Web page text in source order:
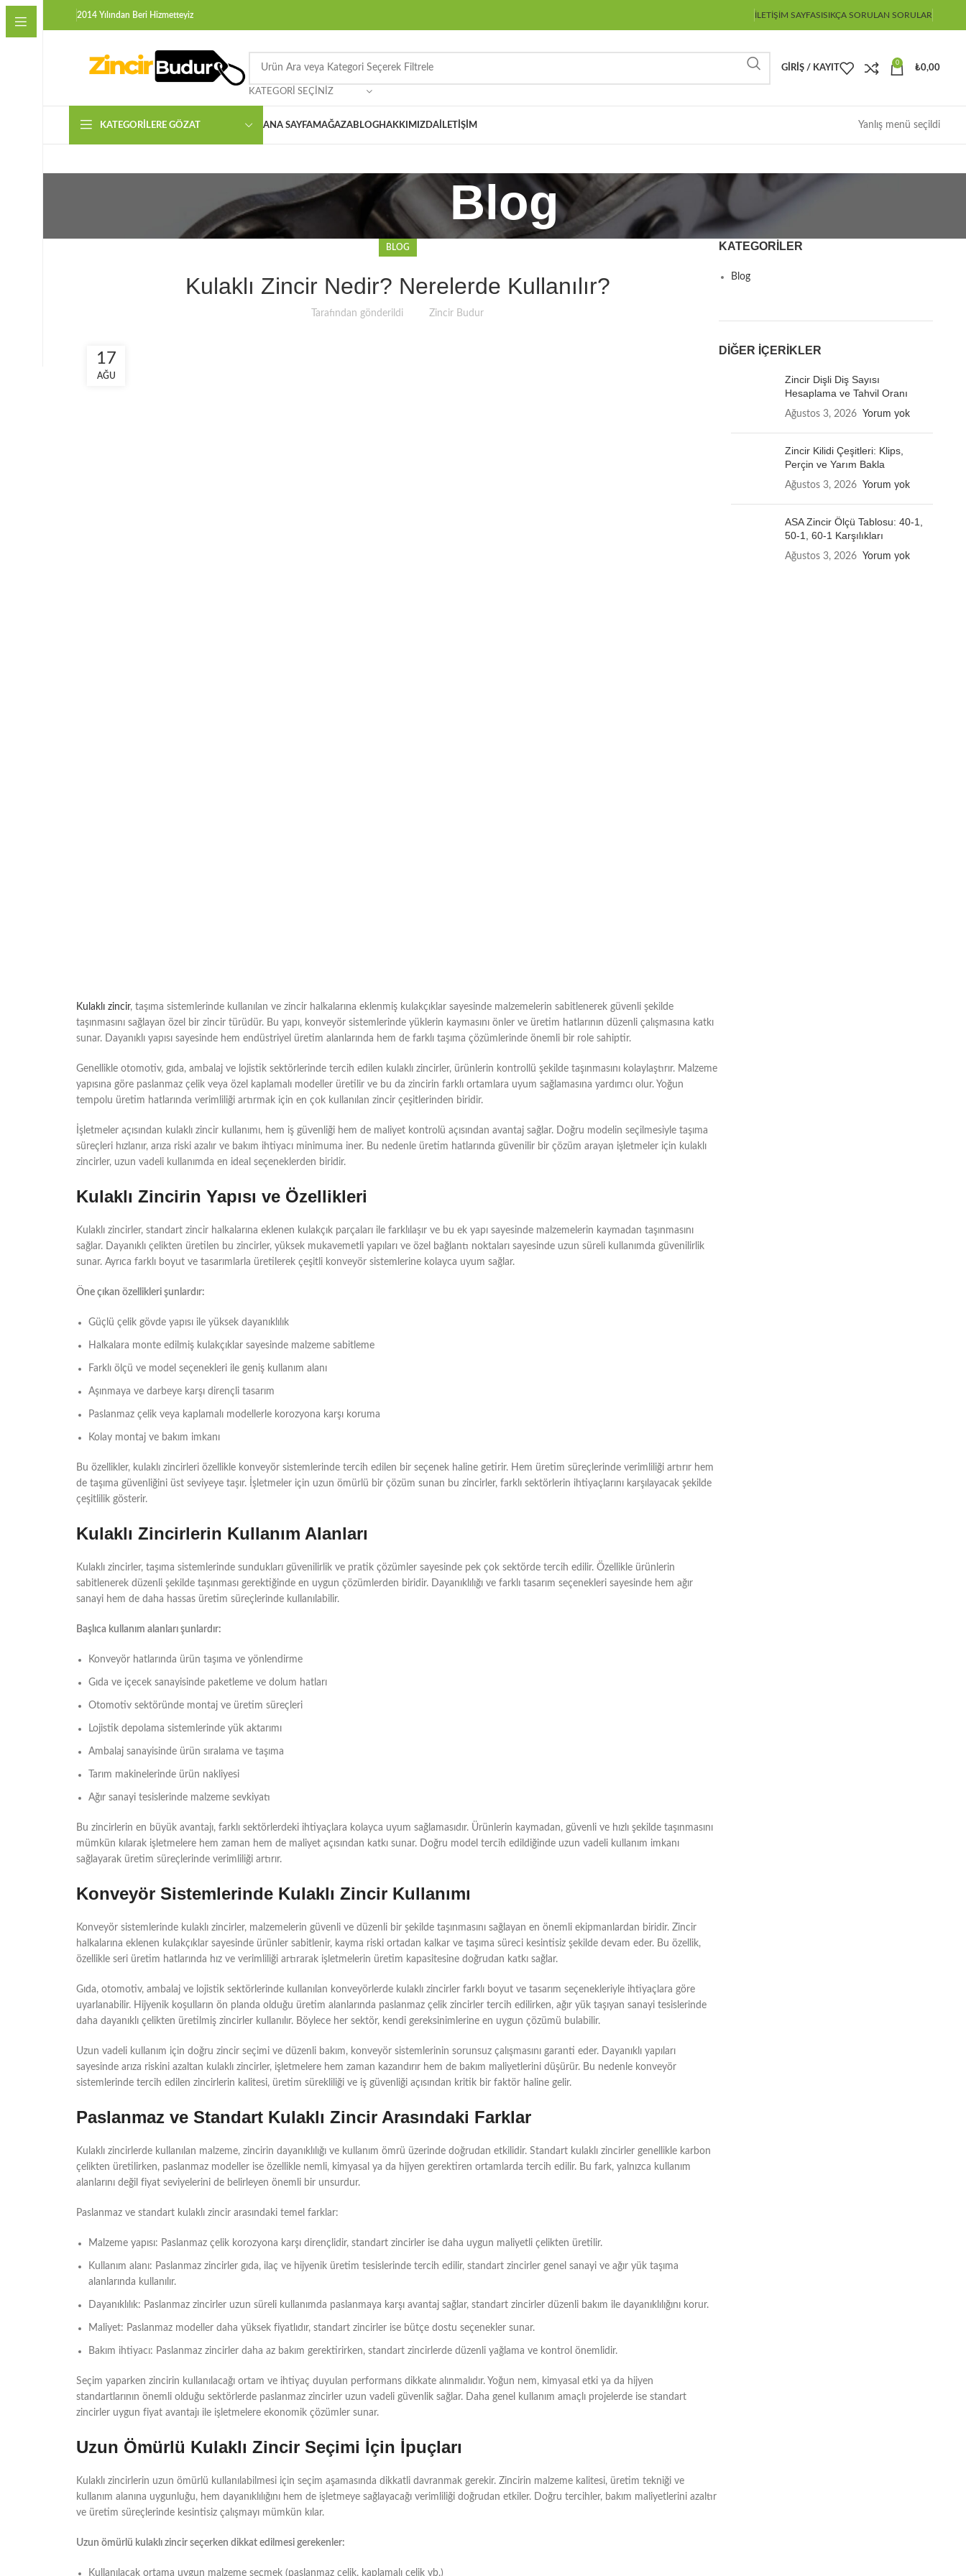
2014 Yılından Beri Hizmetteyiz İLETIŞIM SAYFASISIKÇA SORULAN SORULAR
KATEGORI SEÇINIZ
GIRIŞ / KAYIT
0
₺0,00
KATEGORILERE GÖZAT ANA SAYFAMAĞAZABLOGHAKKIMIZDA İLETIŞIM Yanlış menü seçildi
Blog
BLOG
Kulaklı Zincir Nedir? Nerelerde Kullanılır?
Tarafından gönderildi Zincir Budur
17
AĞU
Kulaklı zincir, taşıma sistemlerinde kullanılan ve zincir halkalarına eklenmiş kulakçıklar sayesinde malzemelerin sabitlenerek güvenli şekilde
taşınmasını sağlayan özel bir zincir türüdür. Bu yapı, konveyör sistemlerinde yüklerin kaymasını önler ve üretim hatlarının düzenli çalışmasına katkı
sunar. Dayanıklı yapısı sayesinde hem endüstriyel üretim alanlarında hem de farklı taşıma çözümlerinde önemli bir role sahiptir.
Genellikle otomotiv, gıda, ambalaj ve lojistik sektörlerinde tercih edilen kulaklı zincirler, ürünlerin kontrollü şekilde taşınmasını kolaylaştırır. Malzeme
yapısına göre paslanmaz çelik veya özel kaplamalı modeller üretilir ve bu da zincirin farklı ortamlara uyum sağlamasına yardımcı olur. Yoğun
tempolu üretim hatlarında verimliliği artırmak için en çok kullanılan zincir çeşitlerinden biridir.
İşletmeler açısından kulaklı zincir kullanımı, hem iş güvenliği hem de maliyet kontrolü açısından avantaj sağlar. Doğru modelin seçilmesiyle taşıma
süreçleri hızlanır, arıza riski azalır ve bakım ihtiyacı minimuma iner. Bu nedenle üretim hatlarında güvenilir bir çözüm arayan işletmeler için kulaklı
zincirler, uzun vadeli kullanımda en ideal seçeneklerden biridir.
Kulaklı Zincirin Yapısı ve Özellikleri
Kulaklı zincirler, standart zincir halkalarına eklenen kulakçık parçaları ile farklılaşır ve bu ek yapı sayesinde malzemelerin kaymadan taşınmasını
sağlar. Dayanıklı çelikten üretilen bu zincirler, yüksek mukavemetli yapıları ve özel bağlantı noktaları sayesinde uzun süreli kullanımda güvenilirlik
sunar. Ayrıca farklı boyut ve tasarımlarla üretilerek çeşitli konveyör sistemlerine kolayca uyum sağlar.
Öne çıkan özellikleri şunlardır:
Güçlü çelik gövde yapısı ile yüksek dayanıklılık
Halkalara monte edilmiş kulakçıklar sayesinde malzeme sabitleme
Farklı ölçü ve model seçenekleri ile geniş kullanım alanı
Aşınmaya ve darbeye karşı dirençli tasarım
Paslanmaz çelik veya kaplamalı modellerle korozyona karşı koruma
Kolay montaj ve bakım imkanı
Bu özellikler, kulaklı zincirleri özellikle konveyör sistemlerinde tercih edilen bir seçenek haline getirir. Hem üretim süreçlerinde verimliliği artırır hem
de taşıma güvenliğini üst seviyeye taşır. İşletmeler için uzun ömürlü bir çözüm sunan bu zincirler, farklı sektörlerin ihtiyaçlarını karşılayacak şekilde
çeşitlilik gösterir.
Kulaklı Zincirlerin Kullanım Alanları
Kulaklı zincirler, taşıma sistemlerinde sundukları güvenilirlik ve pratik çözümler sayesinde pek çok sektörde tercih edilir. Özellikle ürünlerin
sabitlenerek düzenli şekilde taşınması gerektiğinde en uygun çözümlerden biridir. Dayanıklılığı ve farklı tasarım seçenekleri sayesinde hem ağır
sanayi hem de daha hassas üretim süreçlerinde kullanılabilir.
Başlıca kullanım alanları şunlardır:
Konveyör hatlarında ürün taşıma ve yönlendirme
Gıda ve içecek sanayisinde paketleme ve dolum hatları
Otomotiv sektöründe montaj ve üretim süreçleri
Lojistik depolama sistemlerinde yük aktarımı
Ambalaj sanayisinde ürün sıralama ve taşıma
Tarım makinelerinde ürün nakliyesi
Ağır sanayi tesislerinde malzeme sevkiyatı
Bu zincirlerin en büyük avantajı, farklı sektörlerdeki ihtiyaçlara kolayca uyum sağlamasıdır. Ürünlerin kaymadan, güvenli ve hızlı şekilde taşınmasını
mümkün kılarak işletmelere hem zaman hem de maliyet açısından katkı sunar. Doğru model tercih edildiğinde uzun vadeli kullanım imkanı
sağlayarak üretim süreçlerinde verimliliği artırır.
Konveyör Sistemlerinde Kulaklı Zincir Kullanımı
Konveyör sistemlerinde kulaklı zincirler, malzemelerin güvenli ve düzenli bir şekilde taşınmasını sağlayan en önemli ekipmanlardan biridir. Zincir
halkalarına eklenen kulakçıklar sayesinde ürünler sabitlenir, kayma riski ortadan kalkar ve taşıma süreci kesintisiz şekilde devam eder. Bu özellik,
özellikle seri üretim hatlarında hız ve verimliliği artırarak işletmelerin üretim kapasitesine doğrudan katkı sağlar.
Gıda, otomotiv, ambalaj ve lojistik sektörlerinde kullanılan konveyörlerde kulaklı zincirler farklı boyut ve tasarım seçenekleriyle ihtiyaçlara göre
uyarlanabilir. Hijyenik koşulların ön planda olduğu üretim alanlarında paslanmaz çelik zincirler tercih edilirken, ağır yük taşıyan sanayi tesislerinde
daha dayanıklı çelikten üretilmiş zincirler kullanılır. Böylece her sektör, kendi gereksinimlerine en uygun çözümü bulabilir.
Uzun vadeli kullanım için doğru zincir seçimi ve düzenli bakım, konveyör sistemlerinin sorunsuz çalışmasını garanti eder. Dayanıklı yapıları
sayesinde arıza riskini azaltan kulaklı zincirler, işletmelere hem zaman kazandırır hem de bakım maliyetlerini düşürür. Bu nedenle konveyör
sistemlerinde tercih edilen zincirlerin kalitesi, üretim sürekliliği ve iş güvenliği açısından kritik bir faktör haline gelir.
Paslanmaz ve Standart Kulaklı Zincir Arasındaki Farklar
Kulaklı zincirlerde kullanılan malzeme, zincirin dayanıklılığı ve kullanım ömrü üzerinde doğrudan etkilidir. Standart kulaklı zincirler genellikle karbon
çelikten üretilirken, paslanmaz modeller ise özellikle nemli, kimyasal ya da hijyen gerektiren ortamlarda tercih edilir. Bu fark, yalnızca kullanım
alanlarını değil fiyat seviyelerini de belirleyen önemli bir unsurdur.
Paslanmaz ve standart kulaklı zincir arasındaki temel farklar:
Malzeme yapısı: Paslanmaz çelik korozyona karşı dirençlidir, standart zincirler ise daha uygun maliyetli çelikten üretilir.
Kullanım alanı: Paslanmaz zincirler gıda, ilaç ve hijyenik üretim tesislerinde tercih edilir, standart zincirler genel sanayi ve ağır yük taşıma
alanlarında kullanılır.
Dayanıklılık: Paslanmaz zincirler uzun süreli kullanımda paslanmaya karşı avantaj sağlar, standart zincirler düzenli bakım ile dayanıklılığını korur.
Maliyet: Paslanmaz modeller daha yüksek fiyatlıdır, standart zincirler ise bütçe dostu seçenekler sunar.
Bakım ihtiyacı: Paslanmaz zincirler daha az bakım gerektirirken, standart zincirlerde düzenli yağlama ve kontrol önemlidir.
Seçim yaparken zincirin kullanılacağı ortam ve ihtiyaç duyulan performans dikkate alınmalıdır. Yoğun nem, kimyasal etki ya da hijyen
standartlarının önemli olduğu sektörlerde paslanmaz zincirler uzun vadeli güvenlik sağlar. Daha genel kullanım amaçlı projelerde ise standart
zincirler uygun fiyat avantajı ile işletmelere ekonomik çözümler sunar.
Uzun Ömürlü Kulaklı Zincir Seçimi İçin İpuçları
Kulaklı zincirlerin uzun ömürlü kullanılabilmesi için seçim aşamasında dikkatli davranmak gerekir. Zincirin malzeme kalitesi, üretim tekniği ve
kullanım alanına uygunluğu, hem dayanıklılığını hem de işletmeye sağlayacağı verimliliği doğrudan etkiler. Doğru tercihler, bakım maliyetlerini azaltır
ve üretim süreçlerinde kesintisiz çalışmayı mümkün kılar.
Uzun ömürlü kulaklı zincir seçerken dikkat edilmesi gerekenler:
Kullanılacak ortama uygun malzeme seçmek (paslanmaz çelik, kaplamalı çelik vb.)
KATEGORILER
Blog
DIĞER İÇERIKLER
Zincir Dişli Diş Sayısı
Hesaplama ve Tahvil Oranı
Ağustos 3, 2026 Yorum yok
Zincir Kilidi Çeşitleri: Klips,
Perçin ve Yarım Bakla
Ağustos 3, 2026 Yorum yok
ASA Zincir Ölçü Tablosu: 40-1,
50-1, 60-1 Karşılıkları
Ağustos 3, 2026 Yorum yok